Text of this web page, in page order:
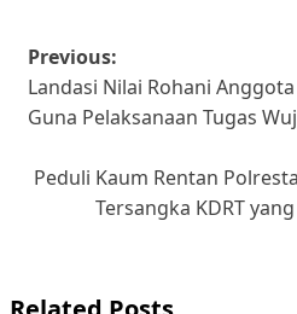
Post
navigation
Previous:
Landasi Nilai Rohani
Guna Pelaksanaan Tugas
Peduli Kaum Rentan
Tersangka KDRT